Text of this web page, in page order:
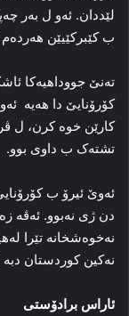
لێددان. ئه‌و ل به‌ر
ب کێبرکێیێن
ته‌نێ جووداهیه‌کا‌
کۆرۆنایێ دا ھەیە
کارێن خوه‌ کرن، ل
تشته‌ک ب داوی بوو.
دن ژی نه‌بوو. ئه‌ڤه‌
نه‌خوه‌شخانه‌ تێرا
نه‌کین کوردستان دبە
ئاراس برادۆستی